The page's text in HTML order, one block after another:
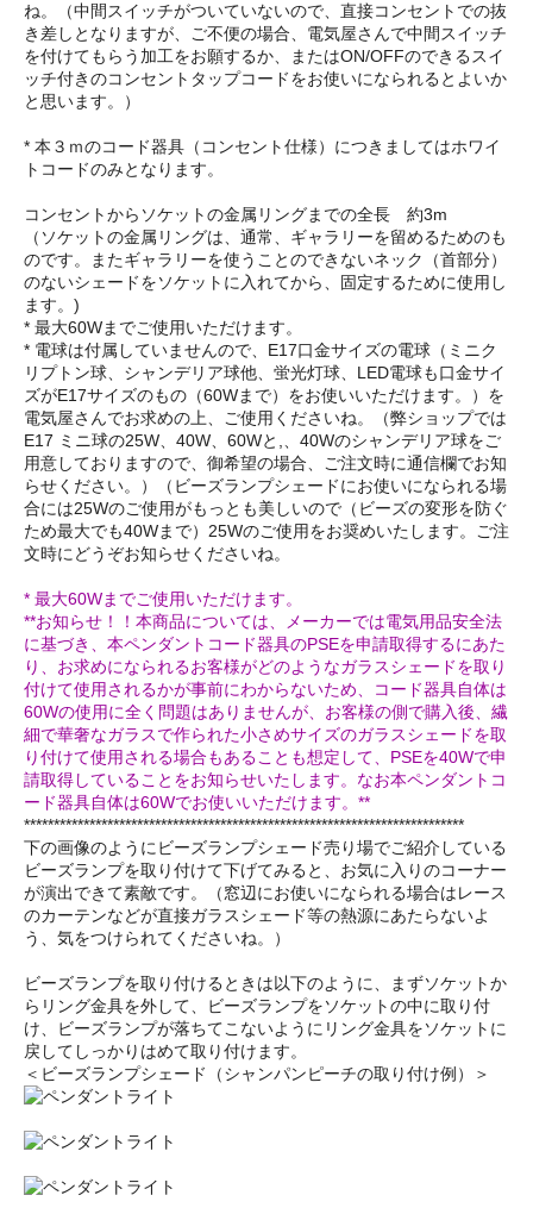
ね。（中間スイッチがついていないので、直接コンセントでの抜
き差しとなりますが、ご不便の場合、電気屋さんで中間スイッチ
を付けてもらう加工をお願するか、またはON/OFFのできるスイ
ッチ付きのコンセントタップコードをお使いになられるとよいか
と思います。）
* 本３ｍのコード器具（コンセント仕様）につきましてはホワイ
トコードのみとなります。
コンセントからソケットの金属リングまでの全長 約3m
（ソケットの金属リングは、通常、ギャラリーを留めるためのも
のです。またギャラリーを使うことのできないネック（首部分）
のないシェードをソケットに入れてから、固定するために使用し
ます。)
* 最大60Wまでご使用いただけます。
* 電球は付属していませんので、E17口金サイズの電球（ミニク
リプトン球、シャンデリア球他、蛍光灯球、LED電球も口金サイ
ズがE17サイズのもの（60Wまで）をお使いいただけます。）を
電気屋さんでお求めの上、ご使用くださいね。（弊ショップでは
E17 ミニ球の25W、40W、60Wと,、40Wのシャンデリア球をご
用意しておりますので、御希望の場合、ご注文時に通信欄でお知
らせください。）（ビーズランプシェードにお使いになられる場
合には25Wのご使用がもっとも美しいので（ビーズの変形を防ぐ
ため最大でも40Wまで）25Wのご使用をお奨めいたします。ご注
文時にどうぞお知らせくださいね。
* 最大60Wまでご使用いただけます。
**お知らせ！！本商品については、メーカーでは電気用品安全法
に基づき、本ペンダントコード器具のPSEを申請取得するにあた
り、お求めになられるお客様がどのようなガラスシェードを取り
付けて使用されるかが事前にわからないため、コード器具自体は
60Wの使用に全く問題はありませんが、お客様の側で購入後、繊
細で華奢なガラスで作られた小さめサイズのガラスシェードを取
り付けて使用される場合もあることも想定して、PSEを40Wで申
請取得していることをお知らせいたします。なお本ペンダントコ
ード器具自体は60Wでお使いいただけます。**
**************************************************************************
下の画像のようにビーズランプシェード売り場でご紹介している
ビーズランプを取り付けて下げてみると、お気に入りのコーナー
が演出できて素敵です。（窓辺にお使いになられる場合はレース
のカーテンなどが直接ガラスシェード等の熱源にあたらないよ
う、気をつけられてくださいね。）
ビーズランプを取り付けるときは以下のように、まずソケットか
らリング金具を外して、ビーズランプをソケットの中に取り付
け、ビーズランプが落ちてこないようにリング金具をソケットに
戻してしっかりはめて取り付けます。
＜ビーズランプシェード（シャンパンピーチの取り付け例）＞